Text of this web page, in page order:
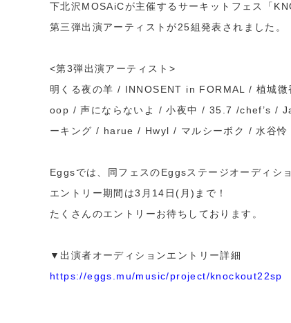
下北沢MOSAiCが主催するサーキットフェス「
第三弾出演アーティストが25組発表されました。
<第3弾出演アーティスト>
明くる夜の羊 / INNOSENT in FORMAL / 植城
oop / 声にならないよ / 小夜中 / 35.7 /chef’s
ーキング / harue / Hwyl / マルシーボク / 水谷
Eggsでは、同フェスのEggsステージオーディシ
エントリー期間は3月14日(月)まで！
たくさんのエントリーお待ちしております。
▼出演者オーディションエントリー詳細
https://eggs.mu/music/project/knockout22sp